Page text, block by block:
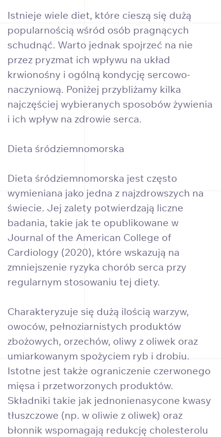
Istnieje wiele diet, które cieszą się dużą
popularnością wśród osób pragnących
schudnąć. Warto jednak spojrzeć na nie
przez pryzmat ich wpływu na układ
krwionośny i ogólną kondycję sercowo-
naczyniową. Poniżej przybliżamy kilka
najczęściej wybieranych sposobów żywienia
i ich wpływ na zdrowie serca.
Dieta śródziemnomorska
Dieta śródziemnomorska jest często
wymieniana jako jedna z najzdrowszych na
świecie. Jej zalety potwierdzają liczne
badania, takie jak te opublikowane w
Journal of the American College of
Cardiology (2020), które wskazują na
zmniejszenie ryzyka chorób serca przy
regularnym stosowaniu tej diety.
Charakteryzuje się dużą ilością warzyw,
owoców, pełnoziarnistych produktów
zbożowych, orzechów, oliwy z oliwek oraz
umiarkowanym spożyciem ryb i drobiu.
Istotne jest także ograniczenie czerwonego
mięsa i przetworzonych produktów.
Składniki takie jak jednonienasycone kwasy
tłuszczowe (np. w oliwie z oliwek) oraz
błonnik wspomagają redukcję cholesterolu